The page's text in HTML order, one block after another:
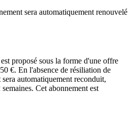
sera automatiquement renouvelé
proposé sous la forme d'une offre
€. En l'absence de résiliation de
automatiquement reconduit,
Cet abonnement est